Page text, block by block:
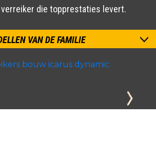
die topprestaties levert.
VAN DE FAMILIE